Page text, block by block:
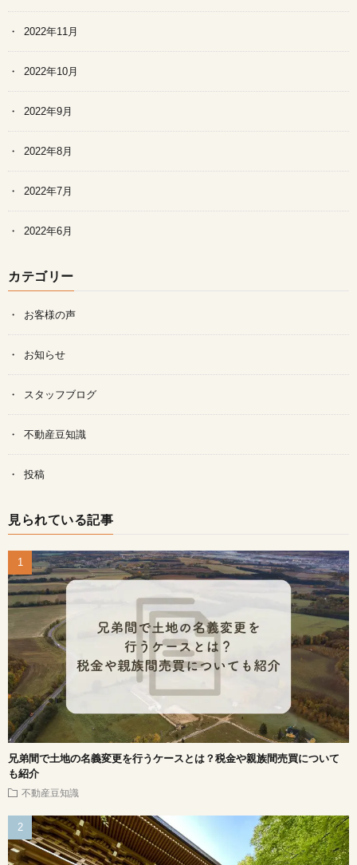
2022年11月
2022年10月
2022年9月
2022年8月
2022年7月
2022年6月
カテゴリー
お客様の声
お知らせ
スタッフブログ
不動産豆知識
投稿
見られている記事
兄弟間で土地の名義変更を行うケースとは？税金や親族間売買について
も紹介
不動産豆知識